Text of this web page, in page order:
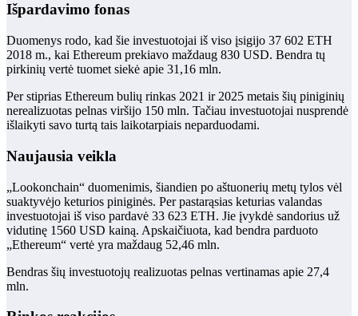
Išpardavimo fonas
Duomenys rodo, kad šie investuotojai iš viso įsigijo 37 602 ETH
2018 m., kai Ethereum prekiavo maždaug 830 USD. Bendra tų
pirkinių vertė tuomet siekė apie 31,16 mln.
Per stiprias Ethereum bulių rinkas 2021 ir 2025 metais šių piniginių
nerealizuotas pelnas viršijo 150 mln. Tačiau investuotojai nusprendė
išlaikyti savo turtą tais laikotarpiais neparduodami.
Naujausia veikla
„Lookonchain“ duomenimis, šiandien po aštuonerių metų tylos vėl
suaktyvėjo keturios piniginės. Per pastarąsias keturias valandas
investuotojai iš viso pardavė 33 623 ETH. Jie įvykdė sandorius už
vidutinę 1560 USD kainą. Apskaičiuota, kad bendra parduoto
„Ethereum“ vertė yra maždaug 52,46 mln.
Bendras šių investuotojų realizuotas pelnas vertinamas apie 27,4
mln.